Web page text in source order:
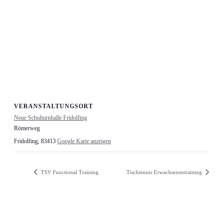
VERANSTALTUNGSORT
Neue Schulturnhalle Fridolfing
Römerweg
Fridolfing, 83413 Google Karte anzeigen
TSV Functional Training Tischtennis Erwachsenentraining